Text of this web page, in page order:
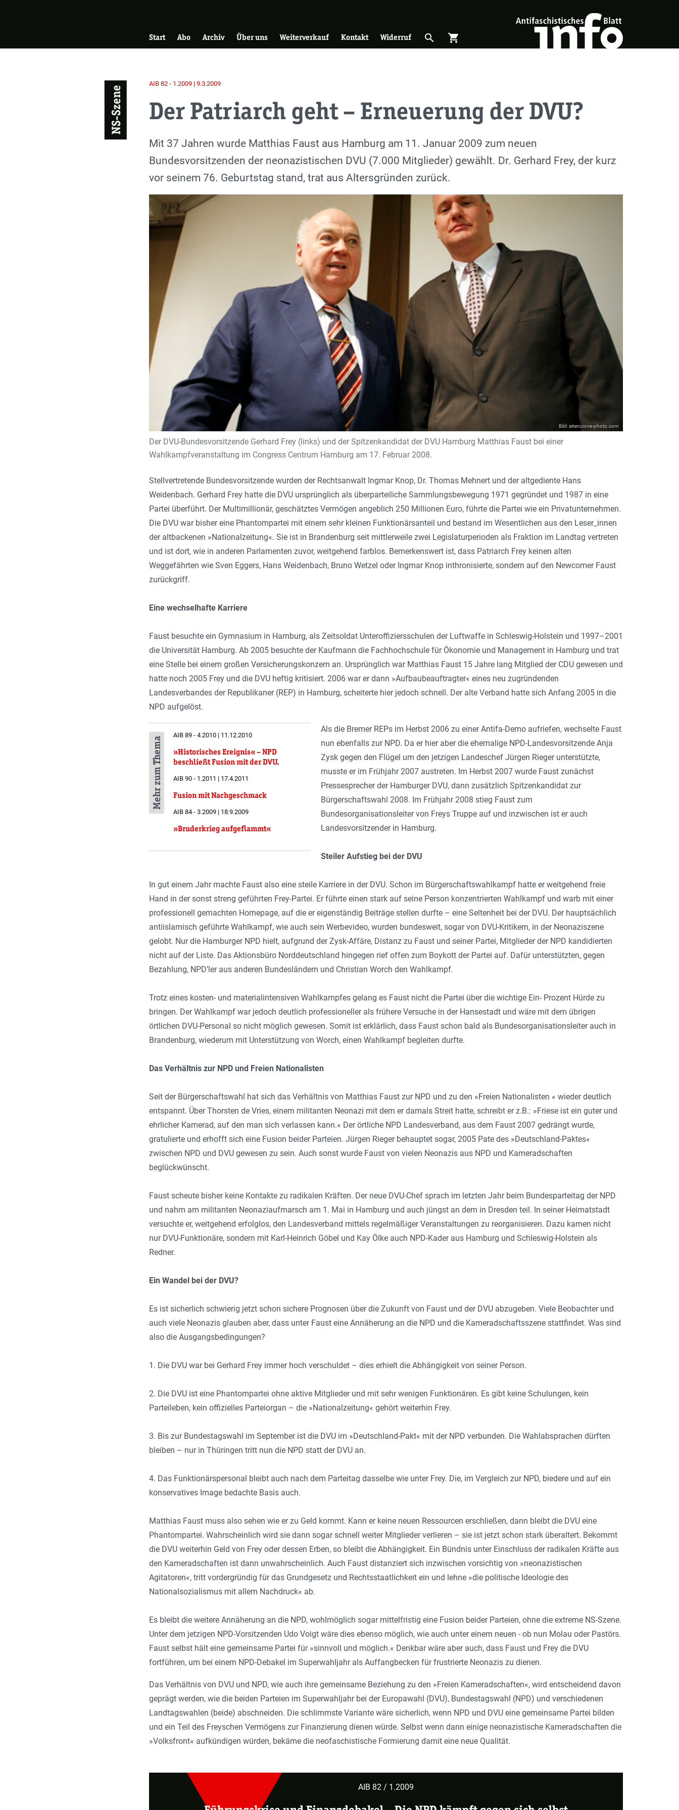
Hauptnavigation
Start Abo Archiv Über uns Weiterverkauf Kontakt Widerruf Suche öffnen
search Warenkorb öffnen
shopping_cart
NS-Szene
AIB 82 - 1.2009 | 9.3.2009
Der Patriarch geht – Erneuerung der DVU?
Einleitung
Mit 37 Jahren wurde Matthias Faust aus Hamburg am 11. Januar 2009 zum neuen
Bundesvorsitzenden der neonazistischen DVU (7.000 Mitglieder) gewählt. Dr. Gerhard Frey, der kurz
vor seinem 76. Geburtstag stand, trat aus Altersgründen zurück.
Bild: attenzione-photo.com
Der DVU-Bundesvorsitzende Gerhard Frey (links) und der Spitzenkandidat der DVU Hamburg Matthias Faust bei einer
Wahlkampfveranstaltung im Congress Centrum Hamburg am 17. Februar 2008.
Stellvertretende Bundesvorsitzende wurden der Rechtsanwalt Ingmar Knop, Dr. Thomas Mehnert und der altgediente Hans
Weidenbach. Gerhard Frey hatte die DVU ursprünglich als überparteiliche Sammlungsbewegung 1971 gegründet und 1987 in eine
Partei überführt. Der Multimillionär, geschätztes Vermögen angeblich 250 Millionen Euro, führte die Partei wie ein Privatunternehmen.
Die DVU war bisher eine Phantompartei mit einem sehr kleinen Funktionärsanteil und bestand im Wesentlichen aus den Leser_innen
der altbackenen »Nationalzeitung«. Sie ist in Brandenburg seit mittlerweile zwei Legislaturperioden als Fraktion im Landtag vertreten
und ist dort, wie in anderen Parlamenten zuvor, weitgehend farblos. Bemerkenswert ist, dass Patriarch Frey keinen alten
Weggefährten wie Sven Eggers, Hans Weidenbach, Bruno Wetzel oder Ingmar Knop inthronisierte, sondern auf den Newcomer Faust
zurückgriff.
Eine wechselhafte Karriere
Faust besuchte ein Gymnasium in Hamburg, als Zeitsoldat Unteroffiziersschulen der Luftwaffe in Schleswig-Holstein und 1997–2001
die Universität Hamburg. Ab 2005 besuchte der Kaufmann die Fachhochschule für Ökonomie und Management in Hamburg und trat
eine Stelle bei einem großen Versicherungskonzern an. Ursprünglich war Matthias Faust 15 Jahre lang Mitglied der CDU gewesen und
hatte noch 2005 Frey und die DVU heftig kritisiert. 2006 war er dann »Aufbaubeauftragter« eines neu zugründenden
Landesverbandes der Republikaner (REP) in Hamburg, scheiterte hier jedoch schnell. Der alte Verband hatte sich Anfang 2005 in die
NPD aufgelöst.
Mehr zum Thema
AIB 89 - 4.2010 | 11.12.2010
»Historisches Ereignis« – NPD
beschließt Fusion mit der DVU.
AIB 90 - 1.2011 | 17.4.2011
Fusion mit Nachgeschmack
AIB 84 - 3.2009 | 18.9.2009
»Bruderkrieg aufgeflammt«
Als die Bremer REPs im Herbst 2006 zu einer Antifa-Demo aufriefen, wechselte Faust
nun ebenfalls zur NPD. Da er hier aber die ehemalige NPD-Landesvorsitzende Anja
Zysk gegen den Flügel um den jetzigen Landeschef Jürgen Rieger unterstützte,
musste er im Frühjahr 2007 austreten. Im Herbst 2007 wurde Faust zunächst
Pressesprecher der Hamburger DVU, dann zusätzlich Spitzenkandidat zur
Bürgerschaftswahl 2008. Im Frühjahr 2008 stieg Faust zum
Bundesorganisationsleiter von Freys Truppe auf und inzwischen ist er auch
Landesvorsitzender in Hamburg.
Steiler Aufstieg bei der DVU
In gut einem Jahr machte Faust also eine steile Karriere in der DVU. Schon im Bürgerschaftswahlkampf hatte er weitgehend freie
Hand in der sonst streng geführten Frey-Partei. Er führte einen stark auf seine Person konzentrierten Wahlkampf und warb mit einer
professionell gemachten Homepage, auf die er eigenständig Beiträge stellen durfte – eine Seltenheit bei der DVU. Der hauptsächlich
antiislamisch geführte Wahlkampf, wie auch sein Werbevideo, wurden bundesweit, sogar von DVU-Kritikern, in der Neonaziszene
gelobt. Nur die Hamburger NPD hielt, aufgrund der Zysk-Affäre, Distanz zu Faust und seiner Partei, Mitglieder der NPD kandidierten
nicht auf der Liste. Das Aktionsbüro Norddeutschland hingegen rief offen zum Boykott der Partei auf. Dafür unterstützten, gegen
Bezahlung, NPD’ler aus anderen Bundesländern und Christian Worch den Wahlkampf.
Trotz eines kosten- und materialintensiven Wahlkampfes gelang es Faust nicht die Partei über die wichtige Ein- Prozent Hürde zu
bringen. Der Wahlkampf war jedoch deutlich professioneller als frühere Versuche in der Hansestadt und wäre mit dem übrigen
örtlichen DVU-Personal so nicht möglich gewesen. Somit ist erklärlich, dass Faust schon bald als Bundesorganisationsleiter auch in
Brandenburg, wiederum mit Unterstützung von Worch, einen Wahlkampf begleiten durfte.
Das Verhältnis zur NPD und Freien Nationalisten
Seit der Bürgerschaftswahl hat sich das Verhältnis von Matthias Faust zur NPD und zu den »Freien Nationalisten « wieder deutlich
entspannt. Über Thorsten de Vries, einem militanten Neonazi mit dem er damals Streit hatte, schreibt er z.B.: »Friese ist ein guter und
ehrlicher Kamerad, auf den man sich verlassen kann.« Der örtliche NPD Landesverband, aus dem Faust 2007 gedrängt wurde,
gratulierte und erhofft sich eine Fusion beider Parteien. Jürgen Rieger behauptet sogar, 2005 Pate des »Deutschland-Paktes«
zwischen NPD und DVU gewesen zu sein. Auch sonst wurde Faust von vielen Neonazis aus NPD und Kameradschaften
beglückwünscht.
Faust scheute bisher keine Kontakte zu radikalen Kräften. Der neue DVU-Chef sprach im letzten Jahr beim Bundesparteitag der NPD
und nahm am militanten Neonaziaufmarsch am 1. Mai in Hamburg und auch jüngst an dem in Dresden teil. In seiner Heimatstadt
versuchte er, weitgehend erfolglos, den Landesverband mittels regelmäßiger Veranstaltungen zu reorganisieren. Dazu kamen nicht
nur DVU-Funktionäre, sondern mit Karl-Heinrich Göbel und Kay Ölke auch NPD-Kader aus Hamburg und Schleswig-Holstein als
Redner.
Ein Wandel bei der DVU?
Es ist sicherlich schwierig jetzt schon sichere Prognosen über die Zukunft von Faust und der DVU abzugeben. Viele Beobachter und
auch viele Neonazis glauben aber, dass unter Faust eine Annäherung an die NPD und die Kameradschaftsszene stattfindet. Was sind
also die Ausgangsbedingungen?
1. Die DVU war bei Gerhard Frey immer hoch verschuldet – dies erhielt die Abhängigkeit von seiner Person.
2. Die DVU ist eine Phantompartei ohne aktive Mitglieder und mit sehr wenigen Funktionären. Es gibt keine Schulungen, kein
Parteileben, kein offizielles Parteiorgan – die »Nationalzeitung« gehört weiterhin Frey.
3. Bis zur Bundestagswahl im September ist die DVU im »Deutschland-Pakt« mit der NPD verbunden. Die Wahlabsprachen dürften
bleiben – nur in Thüringen tritt nun die NPD statt der DVU an.
4. Das Funktionärspersonal bleibt auch nach dem Parteitag dasselbe wie unter Frey. Die, im Vergleich zur NPD, biedere und auf ein
konservatives Image bedachte Basis auch.
Matthias Faust muss also sehen wie er zu Geld kommt. Kann er keine neuen Ressourcen erschließen, dann bleibt die DVU eine
Phantompartei. Wahrscheinlich wird sie dann sogar schnell weiter Mitglieder verlieren – sie ist jetzt schon stark überaltert. Bekommt
die DVU weiterhin Geld von Frey oder dessen Erben, so bleibt die Abhängigkeit. Ein Bündnis unter Einschluss der radikalen Kräfte aus
den Kameradschaften ist dann unwahrscheinlich. Auch Faust distanziert sich inzwischen vorsichtig von »neonazistischen
Agitatoren«, tritt vordergründig für das Grundgesetz und Rechtsstaatlichkeit ein und lehne »die politische Ideologie des
Nationalsozialismus mit allem Nachdruck« ab.
Es bleibt die weitere Annäherung an die NPD, wohlmöglich sogar mittelfristig eine Fusion beider Parteien, ohne die extreme NS-Szene.
Unter dem jetzigen NPD-Vorsitzenden Udo Voigt wäre dies ebenso möglich, wie auch unter einem neuen - ob nun Molau oder Pastörs.
Faust selbst hält eine gemeinsame Partei für »sinnvoll und möglich.« Denkbar wäre aber auch, dass Faust und Frey die DVU
fortführen, um bei einem NPD-Debakel im Superwahljahr als Auffangbecken für frustrierte Neonazis zu dienen.
Das Verhältnis von DVU und NPD, wie auch ihre gemeinsame Beziehung zu den »Freien Kameradschaften«, wird entscheidend davon
geprägt werden, wie die beiden Parteien im Superwahljahr bei der Europawahl (DVU), Bundestagswahl (NPD) und verschiedenen
Landtagswahlen (beide) abschneiden. Die schlimmste Variante wäre sicherlich, wenn NPD und DVU eine gemeinsame Partei bilden
und ein Teil des Freyschen Vermögens zur Finanzierung dienen würde. Selbst wenn dann einige neonazistische Kameradschaften die
»Volksfront« aufkündigen würden, bekäme die neofaschistische Formierung damit eine neue Qualität.
AIB 82 / 1.2009